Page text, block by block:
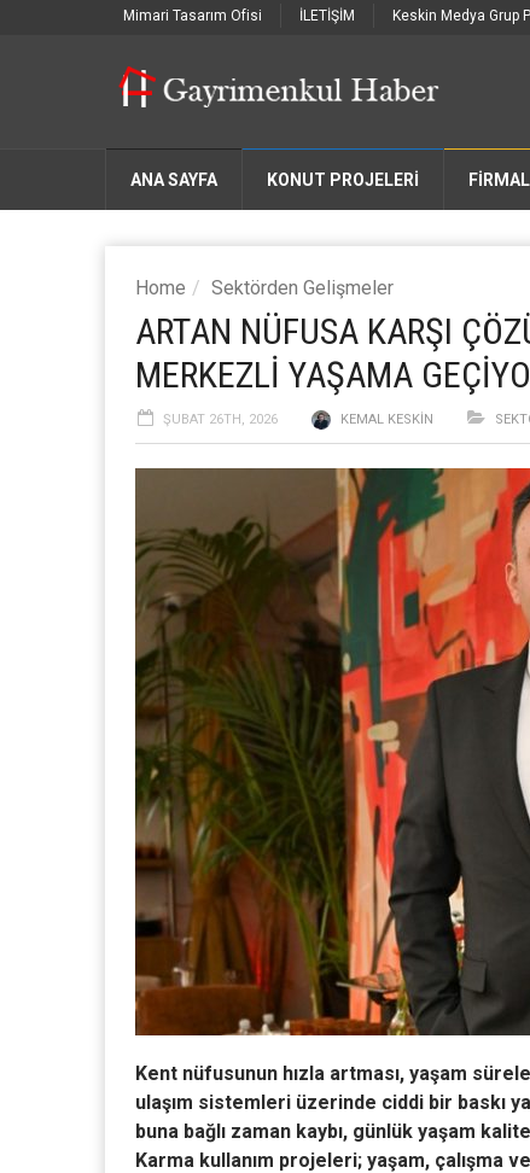
Mimari Tasarım Ofisi İLETİŞİM Keskin Medya Grup
ANA SAYFA KONUT PROJELERİ
Home Sektörden Gelişmeler
ARTAN NÜFUSA KARŞI
MERKEZLİ YAŞAMA
ŞUBAT 26TH, 2026 KEMAL KESKIN
Kent nüfusunun hızla artması, yaşam
ulaşım sistemleri üzerinde ciddi bir baskı
buna bağlı zaman kaybı, günlük yaşam
Karma kullanım projeleri; yaşam, çalışma